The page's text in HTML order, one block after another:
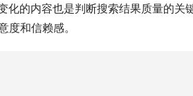
化的内容也是判断搜索结果质量的关
和信赖感。